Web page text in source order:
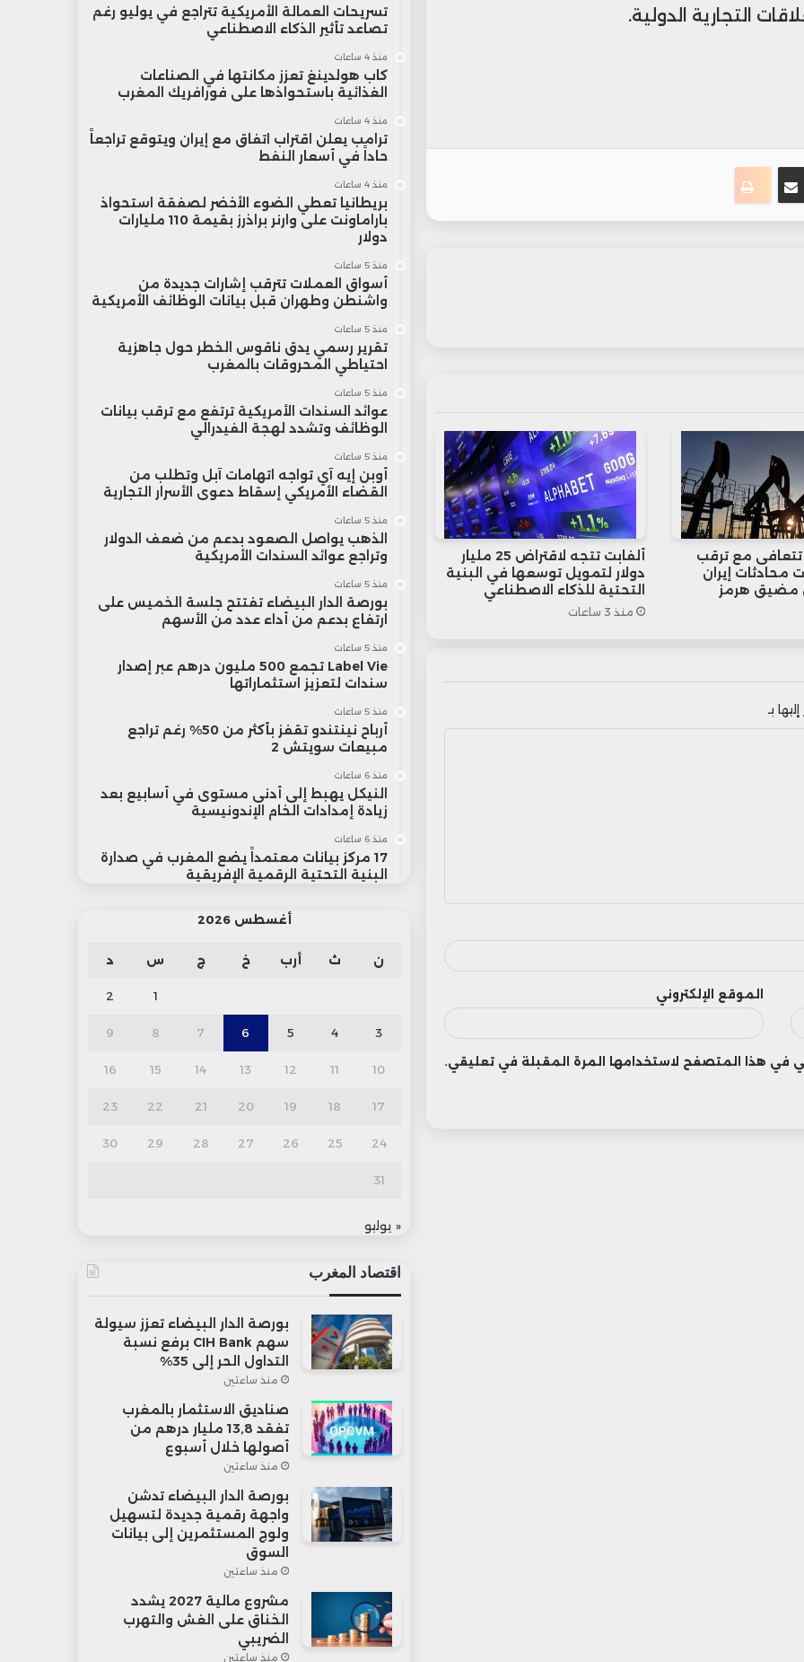
التجارية الدولية.
مشاركة عبر البريدطباعة
تتعافى مع ترقب
محادثات إيران
مضيق هرمز
ألفابت تتجه لاقتراض 25 مليار
دولار لتمويل توسعها في البنية
التحتية للذكاء الاصطناعي
منذ 3 ساعات
بـ
الموقع الإلكتروني
في هذا المتصفح لاستخدامها المرة المقبلة في تعليقي.
تسريحات العمالة الأمريكية تتراجع في يوليو رغم
تصاعد تأثير الذكاء الاصطناعي
منذ 4 ساعات
كاب هولدينغ تعزز مكانتها في الصناعات
الغذائية باستحواذها على فورافريك المغرب
منذ 4 ساعات
ترامب يعلن اقتراب اتفاق مع إيران ويتوقع تراجعاً
حاداً في أسعار النفط
منذ 4 ساعات
بريطانيا تعطي الضوء الأخضر لصفقة استحواذ
باراماونت على وارنر براذرز بقيمة 110 مليارات
دولار
منذ 5 ساعات
أسواق العملات تترقب إشارات جديدة من
واشنطن وطهران قبل بيانات الوظائف الأمريكية
منذ 5 ساعات
تقرير رسمي يدق ناقوس الخطر حول جاهزية
احتياطي المحروقات بالمغرب
منذ 5 ساعات
عوائد السندات الأمريكية ترتفع مع ترقب بيانات
الوظائف وتشدد لهجة الفيدرالي
منذ 5 ساعات
أوبن إيه آي تواجه اتهامات آبل وتطلب من
القضاء الأمريكي إسقاط دعوى الأسرار التجارية
منذ 5 ساعات
الذهب يواصل الصعود بدعم من ضعف الدولار
وتراجع عوائد السندات الأمريكية
منذ 5 ساعات
بورصة الدار البيضاء تفتتح جلسة الخميس على
ارتفاع بدعم من أداء عدد من الأسهم
منذ 5 ساعات
Label Vie تجمع 500 مليون درهم عبر إصدار
سندات لتعزيز استثماراتها
منذ 5 ساعات
أرباح نينتندو تقفز بأكثر من 50% رغم تراجع
مبيعات سويتش 2
منذ 6 ساعات
النيكل يهبط إلى أدنى مستوى في أسابيع بعد
زيادة إمدادات الخام الإندونيسية
منذ 6 ساعات
17 مركز بيانات معتمداً يضع المغرب في صدارة
البنية التحتية الرقمية الإفريقية
أغسطس 2026
ن ث أرب خ ج س د
1
2
3
4
5
6
7
8
9
10
11
12
13
14
15
16
17
18
19
20
21
22
23
24
25
26
27
28
29
30
31
« يوليو
اقتصاد المغرب
بورصة الدار البيضاء تعزز سيولة
سهم CIH Bank برفع نسبة
التداول الحر إلى 35%
منذ ساعتين
صناديق الاستثمار بالمغرب
تفقد 13,8 مليار درهم من
أصولها خلال أسبوع
منذ ساعتين
بورصة الدار البيضاء تدشن
واجهة رقمية جديدة لتسهيل
ولوج المستثمرين إلى بيانات
السوق
منذ ساعتين
مشروع مالية 2027 يشدد
الخناق على الغش والتهرب
الضريبي
منذ ساعتين